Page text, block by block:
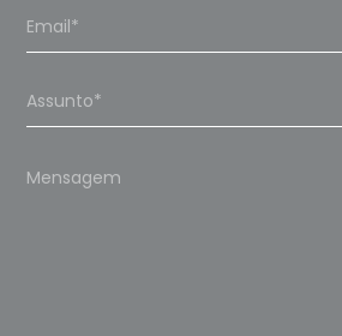
Please